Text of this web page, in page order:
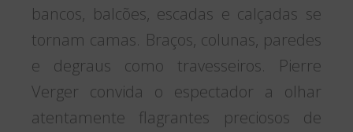
bancos, balcões, escadas e calçadas se
tornam camas. Braços, colunas, paredes
e degraus como travesseiros. Pierre
Verger convida o espectador a olhar
atentamente flagrantes preciosos de